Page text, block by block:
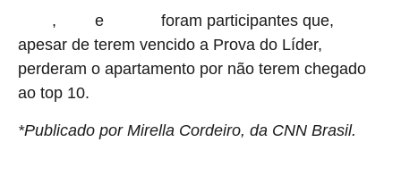
, e
foram participantes que,
apesar de terem vencido a Prova do Líder,
perderam o apartamento por não terem chegado
ao top 10.
*Publicado por Mirella Cordeiro, da CNN Brasil.